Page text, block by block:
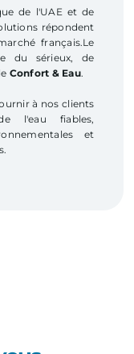
de l'UAE et de
répondent
français.Le
du sérieux, de
Confort & Eau.
à nos clients
l'eau fiables,
et